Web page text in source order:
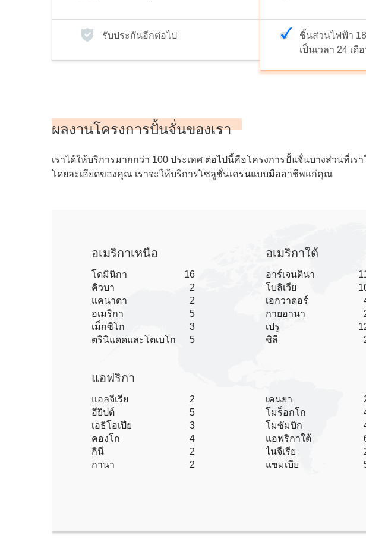
รับประกันอีกต่อไป
ชิ้นส่วนไฟฟ้า
เป็นเวลา 24 เดื
ผลงานโครงการปั้นจั่นของเรา
เราได้ให้บริการมากกว่า 100 ประเทศ ต่อไปนี้คือโครงการปั้นจั่นบางส่วนที่
โดยละเอียดของคุณ เราจะให้บริการโซลูชั่นเครนแบบมืออาชีพแก่คุณ
อเมริกาเหนือ
โดมินิกา
คิวบา
แคนาดา
อเมริกา
เม็กซิโก
ตรินิแดดและโตเบโก
16
2
2
5
3
5
อเมริกาใต้
อาร์เจนตินา
โบลิเวีย
เอกวาดอร์
กายอานา
เปรู
ชิลี
แอฟริกา
แอลจีเรีย
อียิปต์
เอธิโอเปีย
คองโก
กินี
กานา
2
5
3
4
2
2
เคนยา
โมร็อกโก
โมซัมบิก
แอฟริกาใต้
ไนจีเรีย
แซมเบีย